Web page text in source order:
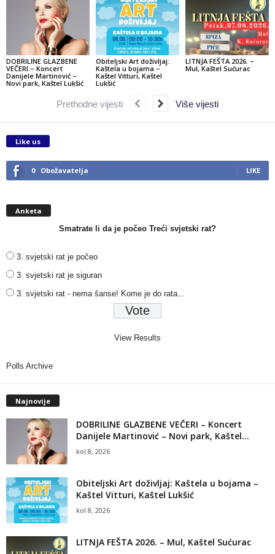
DOBRILINE GLAZBENE
VEČERI – Koncert
Danijele Martinović –
Novi park, Kaštel Lukšić
Obiteljski Art doživljaj:
Kaštela u bojama –
Kaštel Vitturi, Kaštel
Lukšić
LITNJA FEŠTA 2026. –
Mul, Kaštel Sućurac
Prethodne vijesti Više vijesti
Like us
0 Obožavatelja LIKE
Anketa
Smatrate li da je počeo Treći svjetski rat?
3. svjetski rat je počeo
3. svjetski rat je siguran
3. svjetski rat - nema šanse! Kome je do rata...
View Results
Polls Archive
Najnovije
DOBRILINE GLAZBENE VEČERI – Koncert
Danijele Martinović – Novi park, Kaštel...
kol 8, 2026
Obiteljski Art doživljaj: Kaštela u bojama –
Kaštel Vitturi, Kaštel Lukšić
kol 8, 2026
LITNJA FEŠTA 2026. – Mul, Kaštel Sućurac